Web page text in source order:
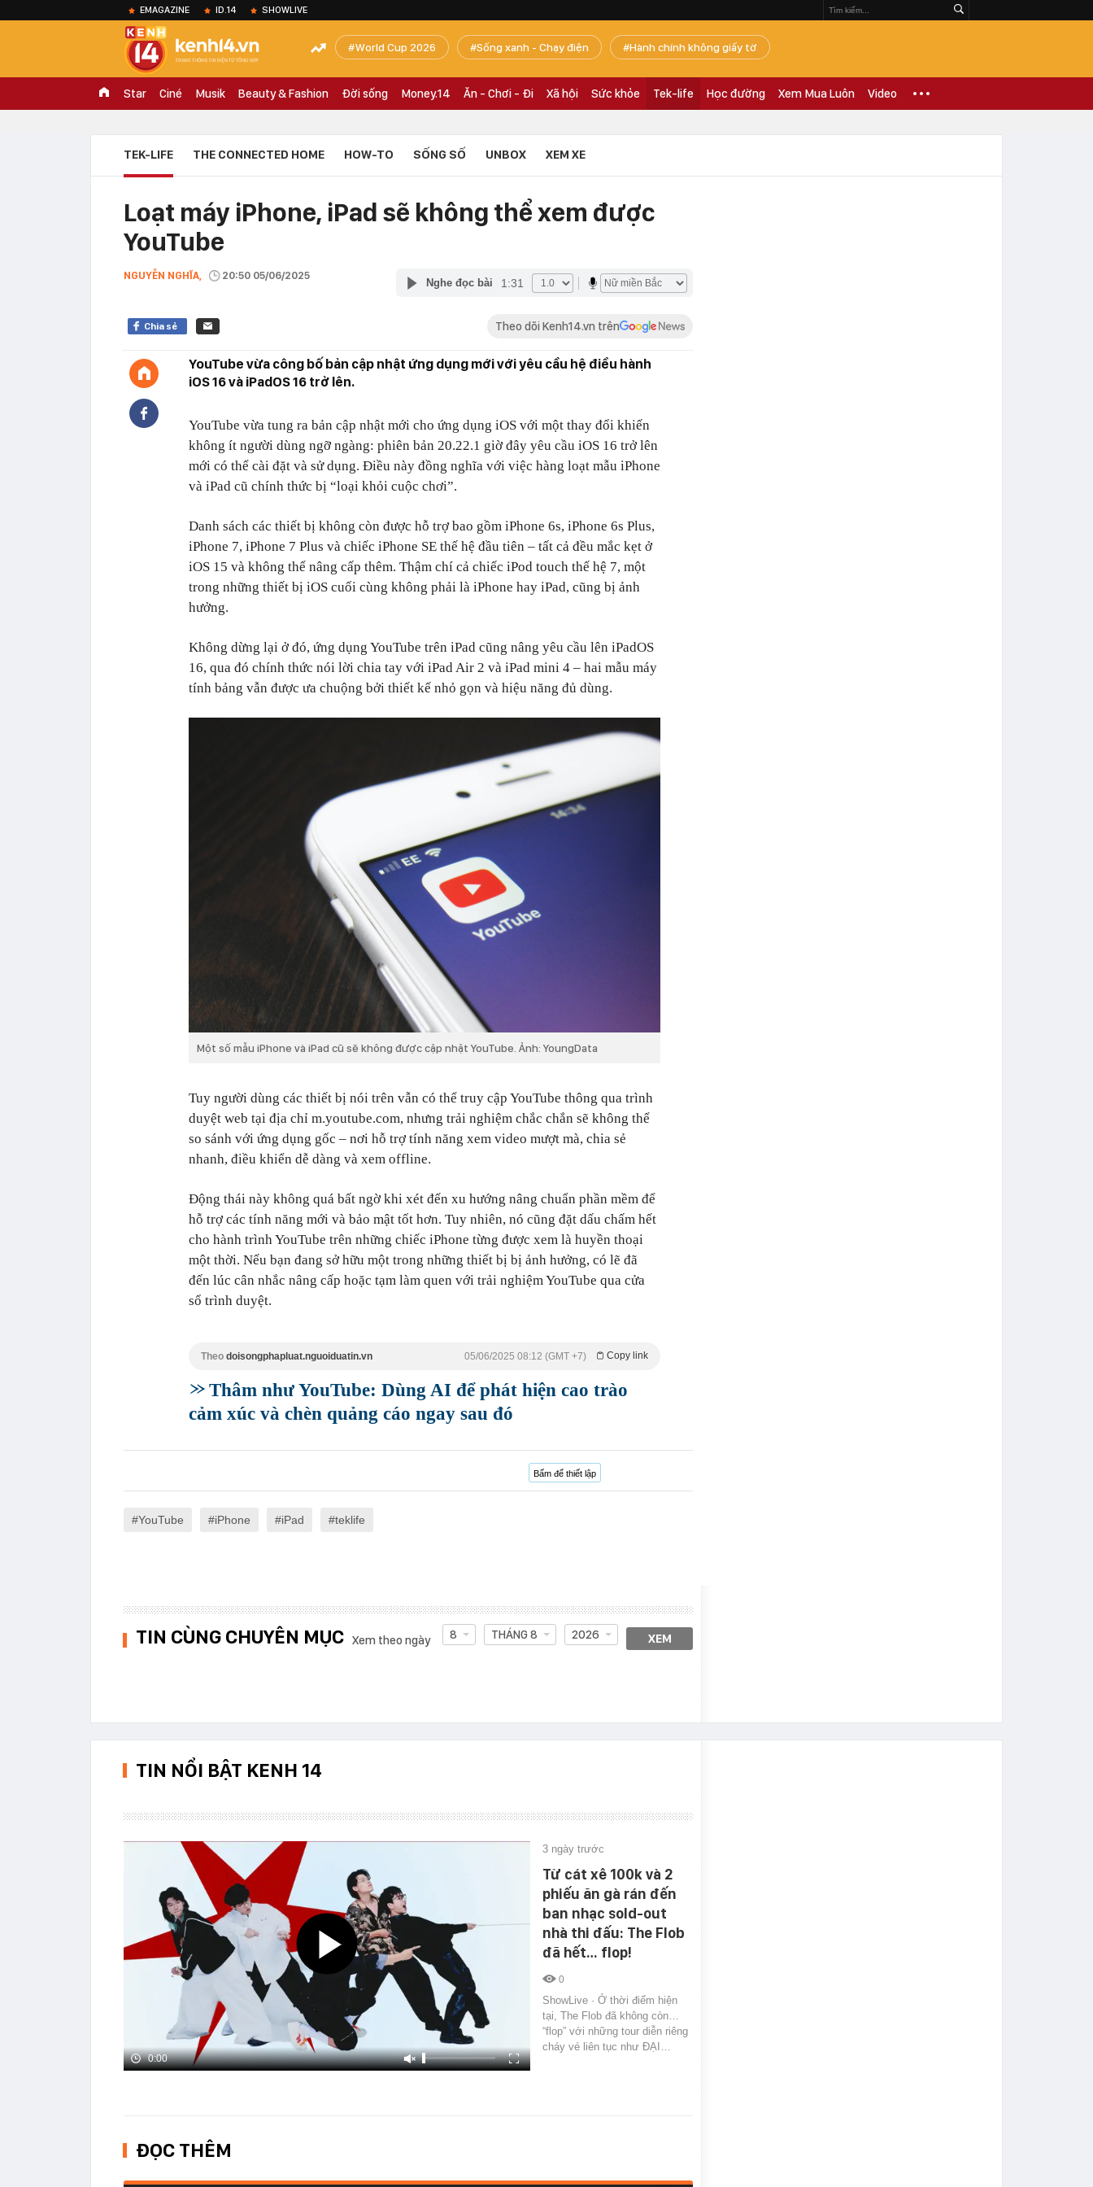
EMAGAZINE ID.14 SHOWLIVE
World Cup 2026 Sống xanh - Chạy điện Hành chính không giấy tờ
Star Ciné Musik Beauty & Fashion Đời sống Money.14 Ăn - Chơi - Đi Xã hội Sức khỏe Tek-life Học đường Xem Mua Luôn Video
TEK-LIFE THE CONNECTED HOME HOW-TO SỐNG SỐ UNBOX XEM XE
Loạt máy iPhone, iPad sẽ không thể xem được
YouTube
NGUYỄN NGHĨA, 20:50 05/06/2025
Nghe đọc bài 1:31
Chia sẻ Theo dõi Kenh14.vn trên
YouTube vừa công bố bản cập nhật ứng dụng mới với yêu cầu hệ điều hành
iOS 16 và iPadOS 16 trở lên.
YouTube vừa tung ra bản cập nhật mới cho ứng dụng iOS với một thay đổi khiến
không ít người dùng ngỡ ngàng: phiên bản 20.22.1 giờ đây yêu cầu iOS 16 trở lên
mới có thể cài đặt và sử dụng. Điều này đồng nghĩa với việc hàng loạt mẫu iPhone
và iPad cũ chính thức bị “loại khỏi cuộc chơi”.
Danh sách các thiết bị không còn được hỗ trợ bao gồm iPhone 6s, iPhone 6s Plus,
iPhone 7, iPhone 7 Plus và chiếc iPhone SE thế hệ đầu tiên – tất cả đều mắc kẹt ở
iOS 15 và không thể nâng cấp thêm. Thậm chí cả chiếc iPod touch thế hệ 7, một
trong những thiết bị iOS cuối cùng không phải là iPhone hay iPad, cũng bị ảnh
hưởng.
Không dừng lại ở đó, ứng dụng YouTube trên iPad cũng nâng yêu cầu lên iPadOS
16, qua đó chính thức nói lời chia tay với iPad Air 2 và iPad mini 4 – hai mẫu máy
tính bảng vẫn được ưa chuộng bởi thiết kế nhỏ gọn và hiệu năng đủ dùng.
Một số mẫu iPhone và iPad cũ sẽ không được cập nhật YouTube. Ảnh: YoungData
Tuy người dùng các thiết bị nói trên vẫn có thể truy cập YouTube thông qua trình
duyệt web tại địa chỉ m.youtube.com, nhưng trải nghiệm chắc chắn sẽ không thể
so sánh với ứng dụng gốc – nơi hỗ trợ tính năng xem video mượt mà, chia sẻ
nhanh, điều khiển dễ dàng và xem offline.
Động thái này không quá bất ngờ khi xét đến xu hướng nâng chuẩn phần mềm để
hỗ trợ các tính năng mới và bảo mật tốt hơn. Tuy nhiên, nó cũng đặt dấu chấm hết
cho hành trình YouTube trên những chiếc iPhone từng được xem là huyền thoại
một thời. Nếu bạn đang sở hữu một trong những thiết bị bị ảnh hưởng, có lẽ đã
đến lúc cân nhắc nâng cấp hoặc tạm làm quen với trải nghiệm YouTube qua cửa
sổ trình duyệt.
Theo doisongphapluat.nguoiduatin.vn Copy link
05/06/2025 08:12 (GMT +7)
Thâm như YouTube: Dùng AI để phát hiện cao trào
cảm xúc và chèn quảng cáo ngay sau đó
Bấm để thiết lập
YouTube iPhone iPad teklife
TIN CÙNG CHUYÊN MỤC Xem theo ngày 8 THÁNG 8 2026 XEM
TIN NỔI BẬT KENH 14
0:00
3 ngày trước
Từ cát xê 100k và 2
phiếu ăn gà rán đến
ban nhạc sold-out
nhà thi đấu: The Flob
đã hết… flop!
0
ShowLive · Ở thời điểm hiện
tại, The Flob đã không còn…
“flop” với những tour diễn riêng
cháy vé liên tục như ĐẠI…
ĐỌC THÊM